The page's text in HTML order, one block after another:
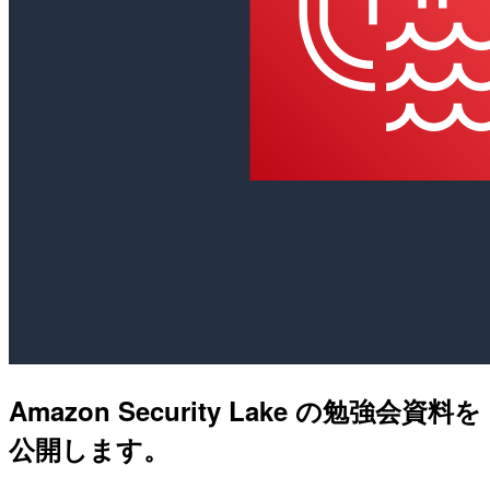
Amazon Security Lake の勉強会資料を
公開します。